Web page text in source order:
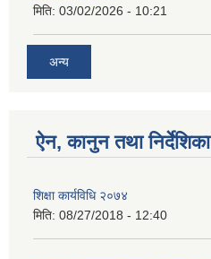
मिति: 03/02/2026 - 10:21
अन्य
ऐन, कानुन तथा निर्देशिका
शिक्षा कार्यविधि २०७४
मिति: 08/27/2018 - 12:40